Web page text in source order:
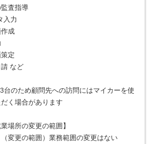
監査指導
入力
作成
策定
請 など
台のため顧問先への訪問にはマイカーを使
く場合があります
業場所の変更の範囲】
変更の範囲）業務範囲の変更はない